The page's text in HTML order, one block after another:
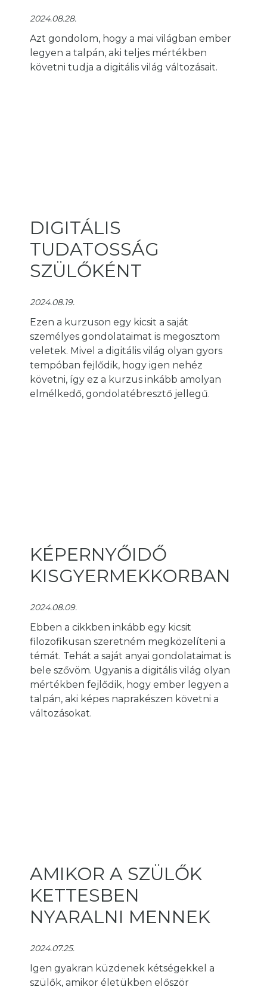
2024.08.28.
Azt gondolom, hogy a mai világban ember
legyen a talpán, aki teljes mértékben
követni tudja a digitális világ változásait.
DIGITÁLIS
TUDATOSSÁG
SZÜLŐKÉNT
2024.08.19.
Ezen a kurzuson egy kicsit a saját
személyes gondolataimat is megosztom
veletek. Mivel a digitális világ olyan gyors
tempóban fejlődik, hogy igen nehéz
követni, így ez a kurzus inkább amolyan
elmélkedő, gondolatébresztő jellegű.
KÉPERNYŐIDŐ
KISGYERMEKKORBAN
2024.08.09.
Ebben a cikkben inkább egy kicsit
filozofikusan szeretném megközelíteni a
témát. Tehát a saját anyai gondolataimat is
bele szővöm. Ugyanis a digitális világ olyan
mértékben fejlődik, hogy ember legyen a
talpán, aki képes naprakészen követni a
változásokat.
AMIKOR A SZÜLŐK
KETTESBEN
NYARALNI MENNEK
2024.07.25.
Igen gyakran küzdenek kétségekkel a
szülők, amikor életükben először